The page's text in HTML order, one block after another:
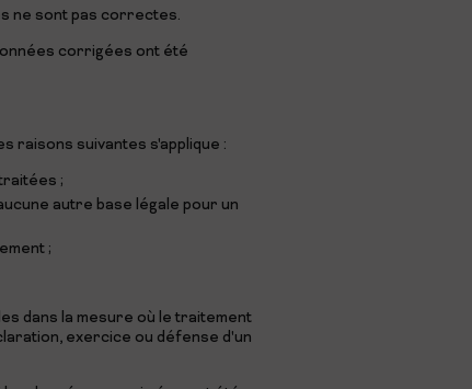
ne sont pas correctes.
corrigées ont été
raisons suivantes s'applique :
;
autre base légale pour un
;
dans la mesure où le traitement
exercice ou défense d'un